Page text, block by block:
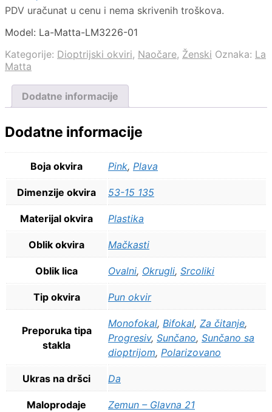
PDV uračunat u cenu i nema skrivenih troškova.
Model: La-Matta-LM3226-01
Kategorije: Dioptrijski okviri, Naočare, Ženski Oznaka: La
Matta
Dodatne informacije
Dodatne informacije
Boja okvira Pink, Plava
Dimenzije okvira 53-15 135
Materijal okvira Plastika
Oblik okvira Mačkasti
Oblik lica Ovalni, Okrugli, Srcoliki
Tip okvira Pun okvir
Preporuka tipa
stakla
Monofokal, Bifokal, Za čitanje,
Progresiv, Sunčano, Sunčano sa
dioptrijom, Polarizovano
Ukras na dršci Da
Maloprodaje Zemun – Glavna 21